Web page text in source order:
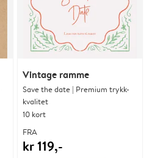
Vintage ramme
Save the date | Premium trykk-
kvalitet
10 kort
FRA
kr 119,-